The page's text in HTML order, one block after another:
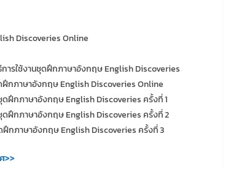
Discoveries Online
การใช้งานชุดฝึกภาษาอังกฤษ English Discoveries
ฝึกภาษาอังกฤษ English Discoveries Online
ฝึกภาษาอังกฤษ English Discoveries ครั้งที่ 1
ฝึกภาษาอังกฤษ English Discoveries ครั้งที่ 2
กภาษาอังกฤษ English Discoveries ครั้งที่ 3
>>